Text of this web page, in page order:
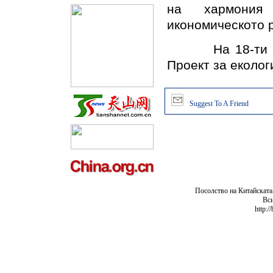
на
икономическото
На 18-ти
Проект за
Suggest To A Friend
Посолство на
http://